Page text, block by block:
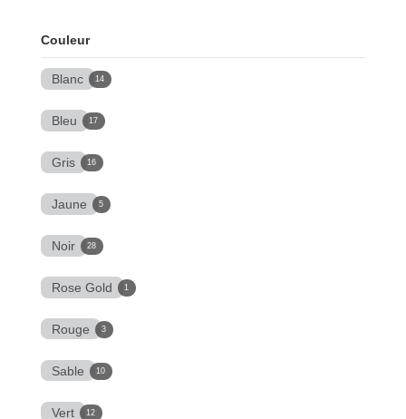
Couleur
Blanc 14
Bleu 17
Gris 16
Jaune 5
Noir 28
Rose Gold 1
Rouge 3
Sable 10
Vert 12